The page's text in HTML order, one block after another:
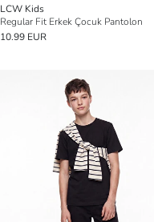
LCW Kids
Regular Fit Erkek Çocuk Pantolon
10.99 EUR